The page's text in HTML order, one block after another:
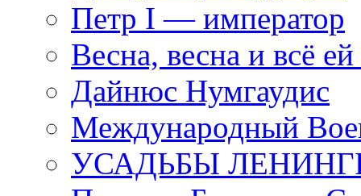
Петр I — император
Весна, весна и всё
Дайнюс Нумгаудис
Международный
УСАДЬБЫ